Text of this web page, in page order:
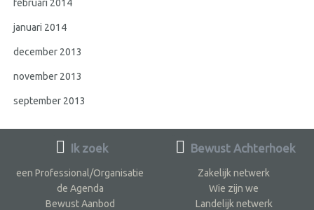
februari 2014
januari 2014
december 2013
november 2013
september 2013
Ik zoek
een Professional/Organisatie
de Agenda
Bewust Aanbod
Bewust Achterhoek
Zakelijk netwerk
Wie zijn we
Landelijk netwerk